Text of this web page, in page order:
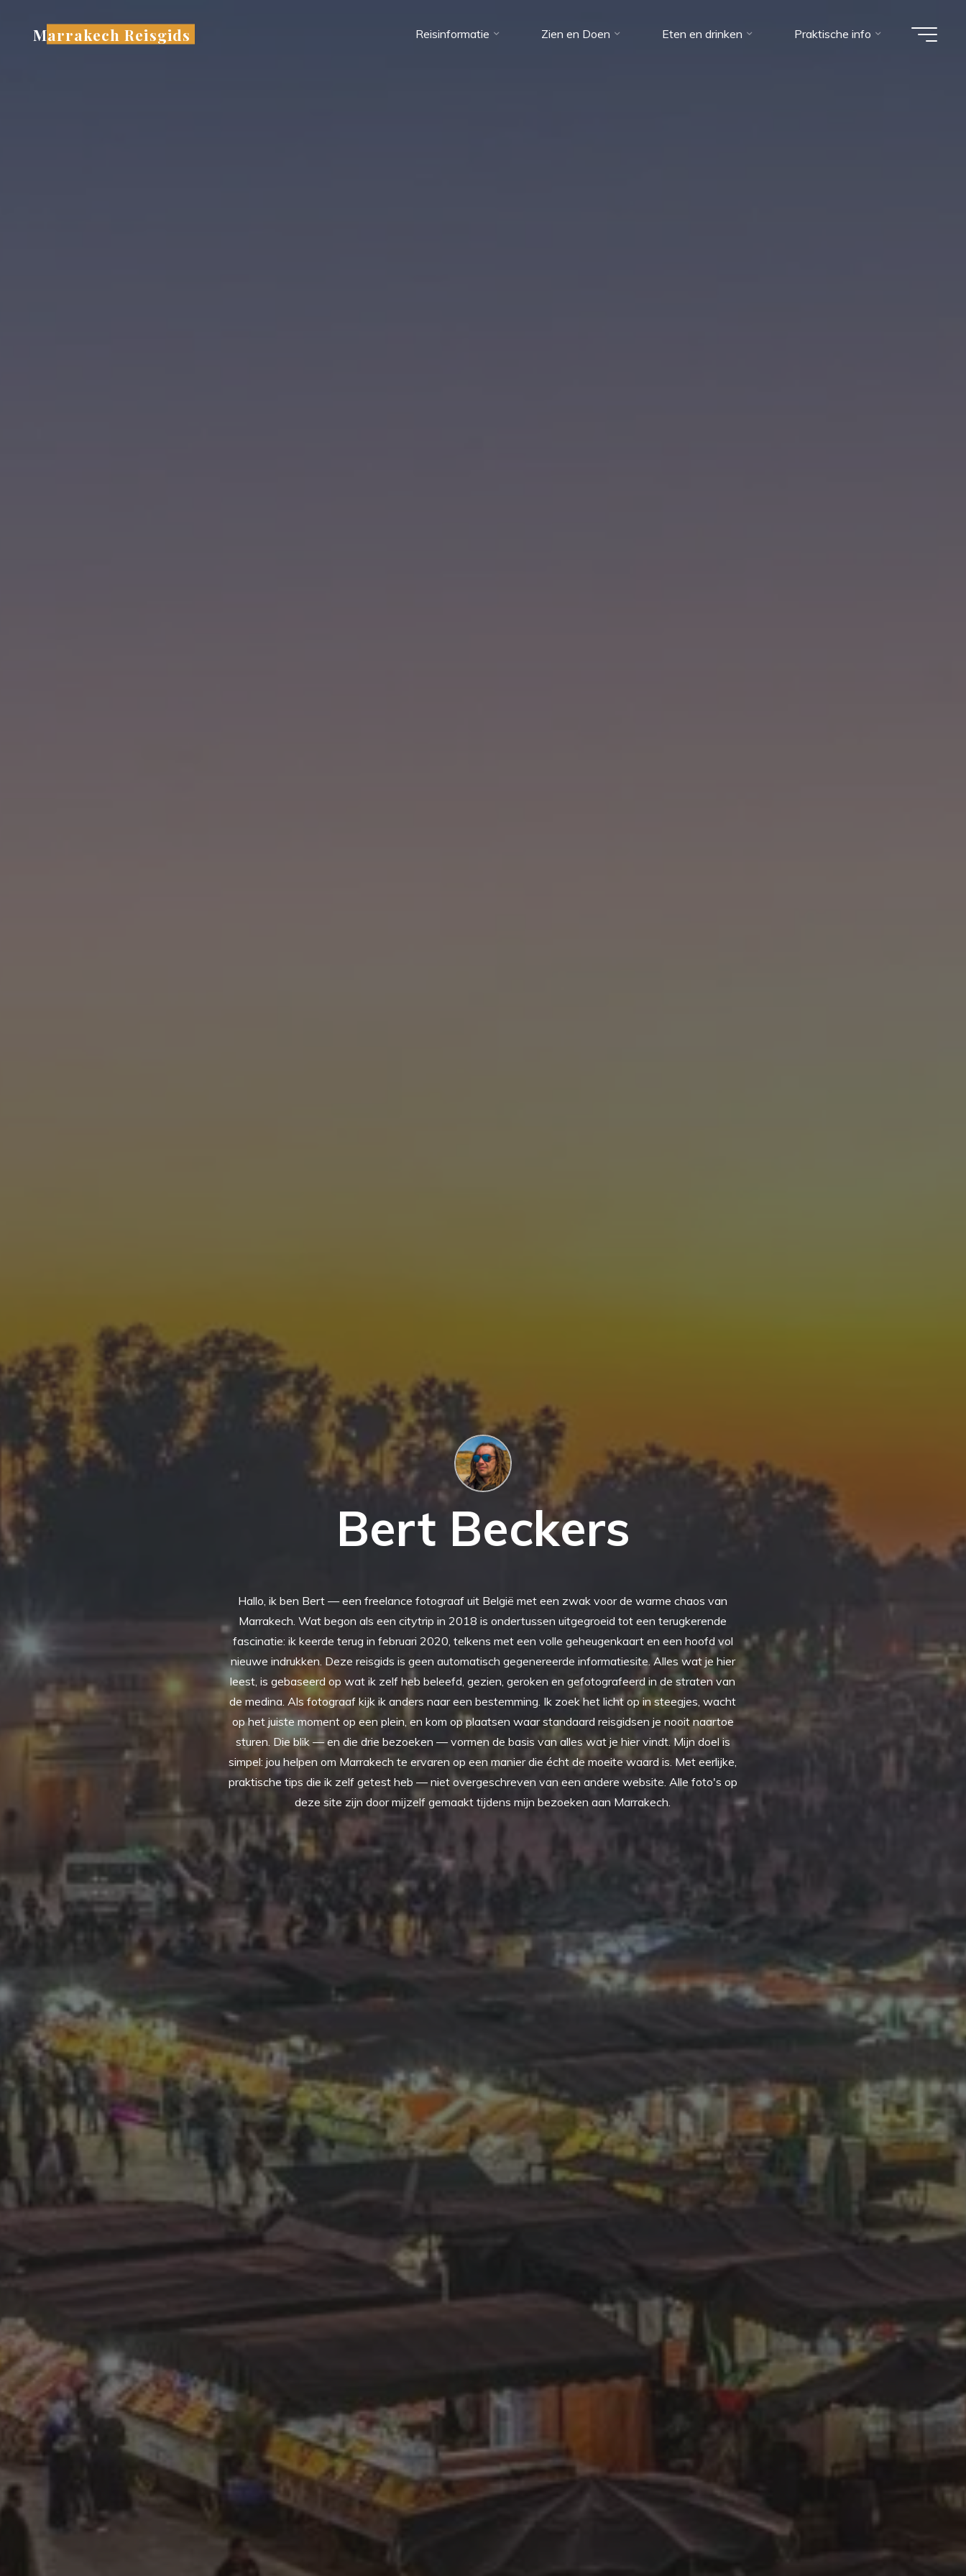
Marrakech Reisgids Reisinformatie Zien en Doen Eten en drinken Praktische info
Bert Beckers
Hallo, ik ben Bert — een freelance fotograaf uit België met een zwak voor de warme chaos van
Marrakech. Wat begon als een citytrip in 2018 is ondertussen uitgegroeid tot een terugkerende
fascinatie: ik keerde terug in februari 2020, telkens met een volle geheugenkaart en een hoofd vol
nieuwe indrukken. Deze reisgids is geen automatisch gegenereerde informatiesite. Alles wat je hier
leest, is gebaseerd op wat ik zelf heb beleefd, gezien, geroken en gefotografeerd in de straten van
de medina. Als fotograaf kijk ik anders naar een bestemming. Ik zoek het licht op in steegjes, wacht
op het juiste moment op een plein, en kom op plaatsen waar standaard reisgidsen je nooit naartoe
sturen. Die blik — en die drie bezoeken — vormen de basis van alles wat je hier vindt. Mijn doel is
simpel: jou helpen om Marrakech te ervaren op een manier die écht de moeite waard is. Met eerlijke,
praktische tips die ik zelf getest heb — niet overgeschreven van een andere website. Alle foto's op
deze site zijn door mijzelf gemaakt tijdens mijn bezoeken aan Marrakech.